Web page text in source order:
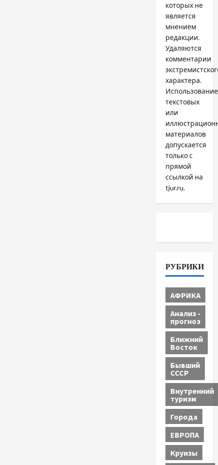
которых не
является
мнением
редакции.
Удаляются
комментарии
характера.
Использование
текстовых
или
материалов
допускается
только с
прямой
ссылкой на
tjur.ru.
РУБРИКИ
АФРИКА
Анализ -
прогноз
Ближний
Восток
Бывший
СССР
Внутренний
туризм
Города
ЕВРОПА
Круизы